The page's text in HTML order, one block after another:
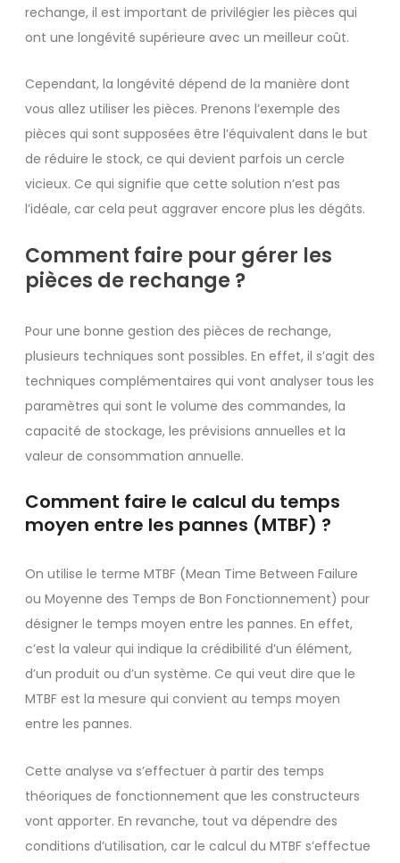
rechange, il est important de privilégier les pièces qui
ont une longévité supérieure avec un meilleur coût.
Cependant, la longévité dépend de la manière dont
vous allez utiliser les pièces. Prenons l’exemple des
pièces qui sont supposées être l’équivalent dans le but
de réduire le stock, ce qui devient parfois un cercle
vicieux. Ce qui signifie que cette solution n’est pas
l’idéale, car cela peut aggraver encore plus les dégâts.
Comment faire pour gérer les
pièces de rechange ?
Pour une bonne gestion des pièces de rechange,
plusieurs techniques sont possibles. En effet, il s’agit des
techniques complémentaires qui vont analyser tous les
paramètres qui sont le volume des commandes, la
capacité de stockage, les prévisions annuelles et la
valeur de consommation annuelle.
Comment faire le calcul du temps
moyen entre les pannes (MTBF) ?
On utilise le terme MTBF (Mean Time Between Failure
ou Moyenne des Temps de Bon Fonctionnement) pour
désigner le temps moyen entre les pannes. En effet,
c’est la valeur qui indique la crédibilité d’un élément,
d’un produit ou d’un système. Ce qui veut dire que le
MTBF est la mesure qui convient au temps moyen
entre les pannes.
Cette analyse va s’effectuer à partir des temps
théoriques de fonctionnement que les constructeurs
vont apporter. En revanche, tout va dépendre des
conditions d’utilisation, car le calcul du MTBF s’effectue